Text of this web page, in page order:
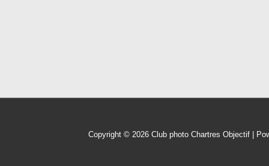
Copyright © 2026 Club photo Chartres Objectif |